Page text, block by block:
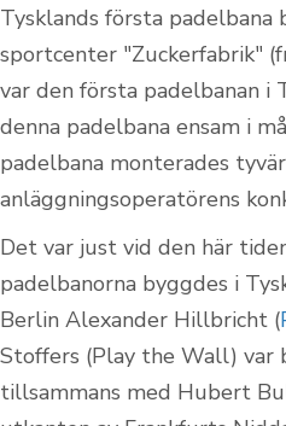
Tysklands första
sportcenter "Zuckerfabrik"
var den första padelbanan i
denna padelbana ensam i
padelbana monterades
anläggningsoperatörens
Det var just vid den här
padelbanorna byggdes i
Berlin Alexander Hillbricht (
Stoffers (Play the Wall) var
tillsammans med Hubert